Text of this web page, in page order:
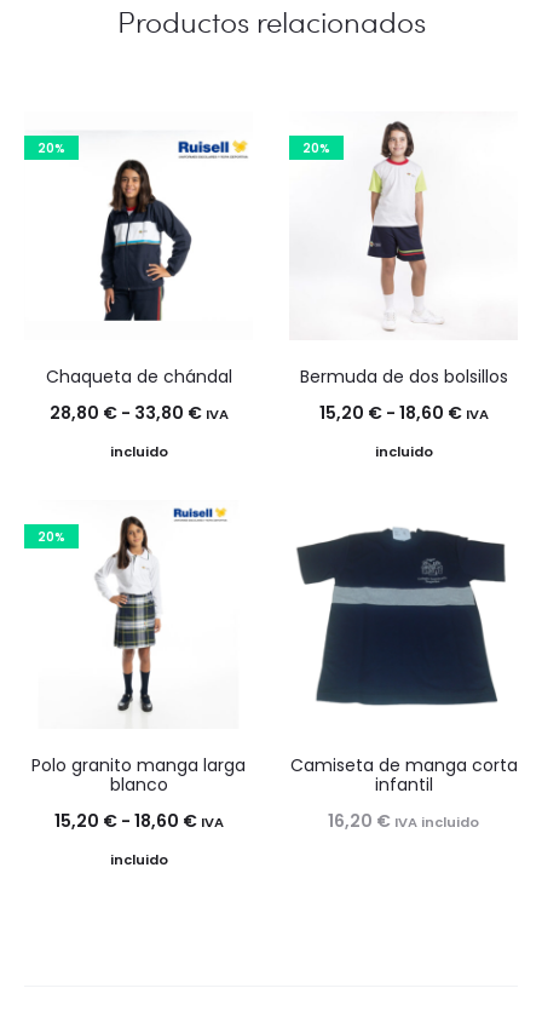
Productos relacionados
20%
Chaqueta de chándal
28,80 € - 33,80 €Rango
desde
IVA
incluido
20%
Bermuda de dos bolsillos
15,20 € - 18,60 €Rango
hasta
18,60 €
IVA
incluido
20%
Polo granito manga larga
blanco
15,20 € - 18,60 €Rango
IVA
incluido
Camiseta de manga corta
infantil
16,20 € IVA incluido